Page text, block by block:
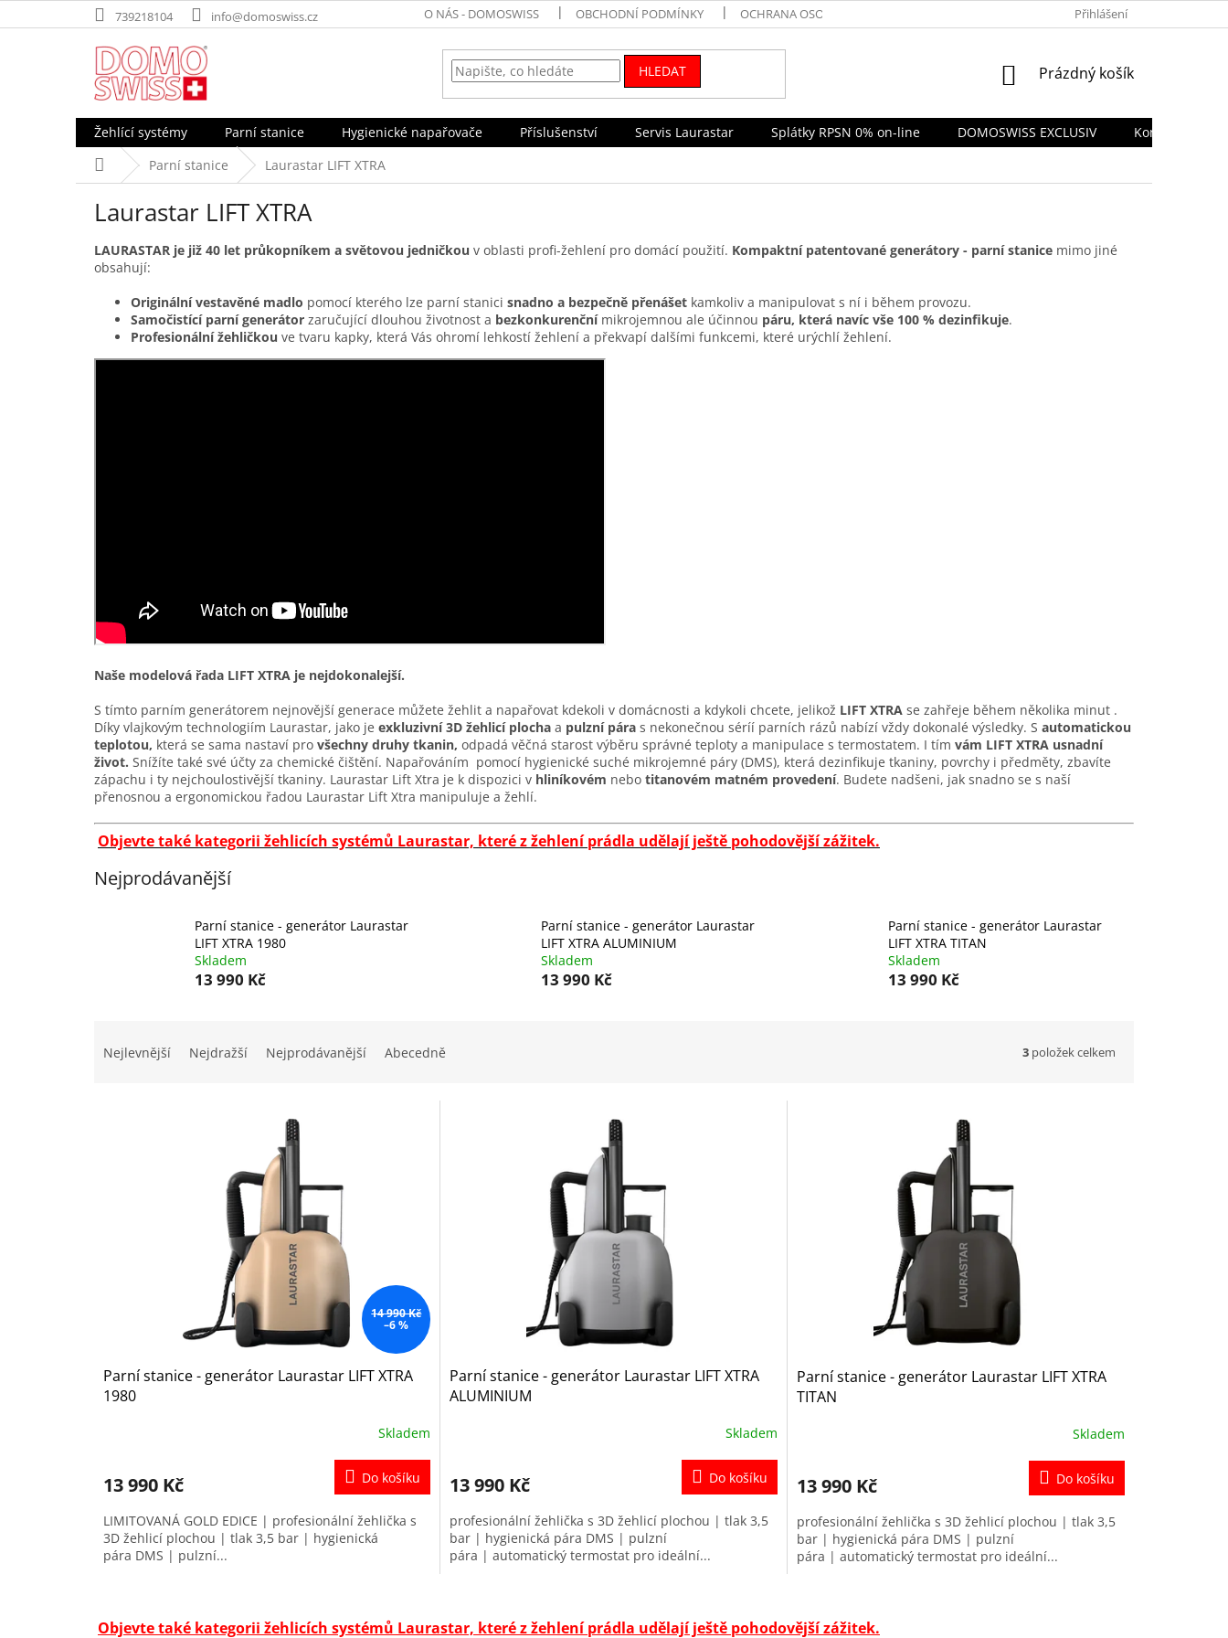
na
739218104 info@domoswiss.cz O NÁS - DOMOSWISS OBCHODNÍ PODMÍNKY OCHRANA OSOBNÍCH ÚDAJŮ A GDPR SERVIS LAURASTARPřihlášení
HLEDAT
NÁKUPNÍ
Prázdný košík
Žehlící systémy Parní stanice Hygienické napařovače Příslušenství Servis Laurastar Splátky RPSN 0% on-line DOMOSWISS EXCLUSIV
Kontakty
Domů Parní stanice Laurastar LIFT XTRA
Laurastar LIFT XTRA
LAURASTAR je již 40 let průkopníkem a světovou jedničkou v oblasti profi-žehlení pro domácí použití. Kompaktní patentované generátory - parní stanice mimo jiné
obsahují:
Originální vestavěné madlo pomocí kterého lze parní stanici snadno a bezpečně přenášet kamkoliv a manipulovat s ní i během provozu.
Samočistící parní generátor zaručující dlouhou životnost a bezkonkurenčnímikrojemnou ale účinnou páru, která navíc vše 100 % dezinfikuje.
Profesionální žehličkou ve tvaru kapky, která Vás ohromí lehkostí žehlení a překvapí dalšími funkcemi, které urýchlí žehlení.
Naše modelová řada LIFT XTRA je nejdokonalejší.
S tímto parním generátorem nejnovější generace můžete žehlit a napařovat kdekoli v domácnosti a kdykoli chcete, jelikož LIFT XTRA se zahřeje během několika minut .
Díky vlajkovým technologiím Laurastar, jako je exkluzivní 3D žehlicí plocha a pulzní pára s nekonečnou séríí parních rázů nabízí vždy dokonalé výsledky. S automatickou
teplotou, která se sama nastaví pro všechny druhy tkanin, odpadá věčná starost výběru správné teploty a manipulace s termostatem. I tím vám LIFT XTRA usnadní
život. Snížíte také své účty za chemické čištění. Napařováním pomocí hygienické suché mikrojemné páry (DMS), která dezinfikuje tkaniny, povrchy i předměty, zbavíte
zápachu i ty nejchoulostivější tkaniny. Laurastar Lift Xtra je k dispozici v hliníkovém nebo titanovém matném provedení. Budete nadšeni, jak snadno se s naší
přenosnou a ergonomickou řadou Laurastar Lift Xtra manipuluje a žehlí.
Objevte také kategorii žehlicích systémů Laurastar, které z žehlení prádla udělají ještě pohodovější zážitek.
Nejprodávanější
Parní stanice - generátor Laurastar
LIFT XTRA 1980
Skladem
13 990 Kč
Parní stanice - generátor Laurastar
LIFT XTRA ALUMINIUM
Skladem
13 990 Kč
Parní stanice - generátor Laurastar
LIFT XTRA TITAN
Skladem
13 990 Kč
Nejlevnější Nejdražší Nejprodávanější Abecedně 3 položek celkem
14 990 Kč
–6 %
Parní stanice - generátor Laurastar LIFT XTRA
1980
Skladem
13 990 Kč Do košíku
LIMITOVANÁ GOLD EDICE | profesionální žehlička s
3D žehlicí plochou | tlak 3,5 bar | hygienická
pára DMS | pulzní...
Parní stanice - generátor Laurastar LIFT XTRA
ALUMINIUM
Skladem
13 990 Kč Do košíku
profesionální žehlička s 3D žehlicí plochou | tlak 3,5
bar | hygienická pára DMS | pulzní
pára | automatický termostat pro ideální...
Parní stanice - generátor Laurastar LIFT XTRA
TITAN
Skladem
13 990 Kč Do košíku
profesionální žehlička s 3D žehlicí plochou | tlak 3,5
bar | hygienická pára DMS | pulzní
pára | automatický termostat pro ideální...
l
Objevte také kategorii žehlicích systémů Laurastar, které z žehlení prádla udělají ještě pohodovější zážitek.